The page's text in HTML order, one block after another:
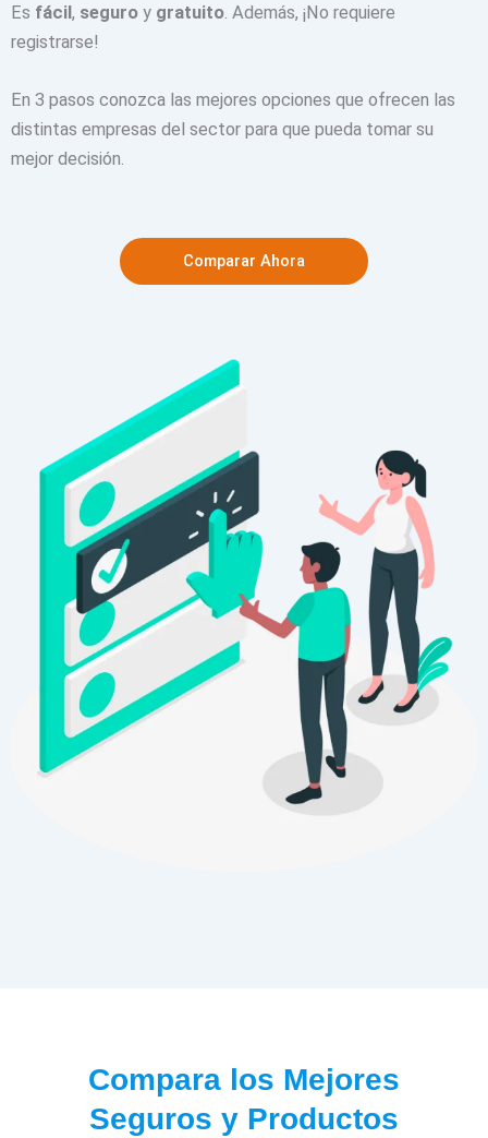
Es fácil, seguro y gratuito . Además, ¡No requiere
registrarse!
En 3 pasos conozca las mejores opciones que ofrecen las
distintas empresas del sector para que pueda tomar su
mejor decisión.
Comparar Ahora
Compara los Mejores
Seguros y Productos